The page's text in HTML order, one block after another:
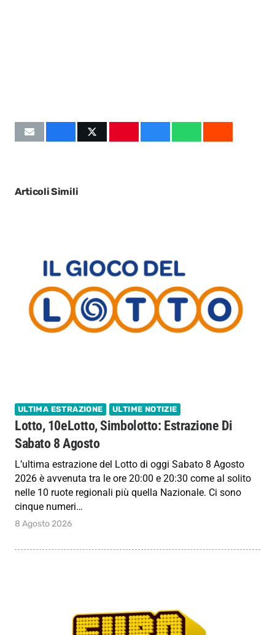
Articoli Simili
ULTIMA ESTRAZIONE ULTIME NOTIZIE
Lotto, 10eLotto, Simbolotto: Estrazione Di
Sabato 8 Agosto
L’ultima estrazione del Lotto di oggi Sabato 8 Agosto
2026 è avvenuta tra le ore 20:00 e 20:30 come al solito
nelle 10 ruote regionali più quella Nazionale. Ci sono
cinque numeri…
8 Agosto 2026